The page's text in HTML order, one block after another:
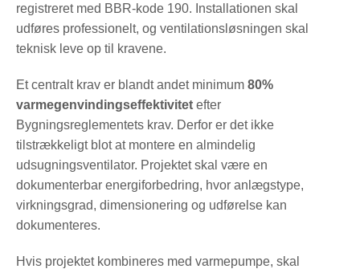
registreret med BBR-kode 190. Installationen skal
udføres professionelt, og ventilationsløsningen skal
teknisk leve op til kravene.
Et centralt krav er blandt andet minimum 80%
varmegenvindingseffektivitet efter
Bygningsreglementets krav. Derfor er det ikke
tilstrækkeligt blot at montere en almindelig
udsugningsventilator. Projektet skal være en
dokumenterbar energiforbedring, hvor anlægstype,
virkningsgrad, dimensionering og udførelse kan
dokumenteres.
Hvis projektet kombineres med varmepumpe, skal